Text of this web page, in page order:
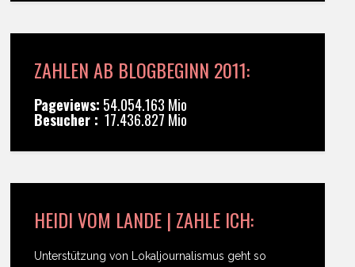
ZAHLEN AB BLOGBEGINN 2011:
Pageviews: 54.054.163 Mio
Besucher : 17.436.827 Mio
HEIDI VOM LANDE | ZAHLE ICH:
Unterstützung von Lokaljournalismus geht so